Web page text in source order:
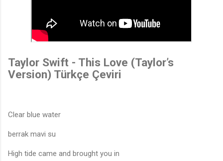
Taylor Swift - This Love (Taylor’s
Version) Türkçe Çeviri
Clear blue water
berrak mavi su
High tide came and brought you in